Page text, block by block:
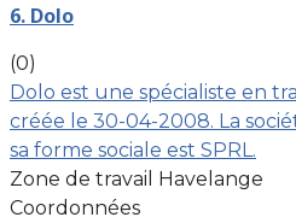
6. Dolo
(0)
Dolo est une spécialiste en
créée le 30-04-2008. La
sa forme sociale est SPRL.
Zone de travail Havelange
Coordonnées